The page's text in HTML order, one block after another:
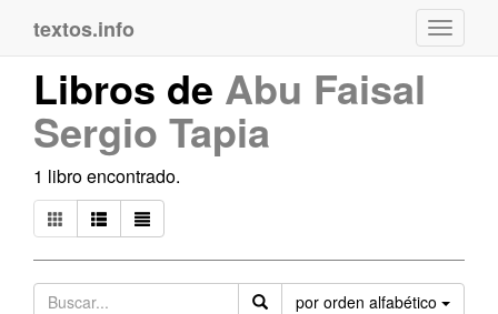
textos.info
Libros de Abu Faisal
Sergio Tapia
1 libro encontrado.
por orden alfabético